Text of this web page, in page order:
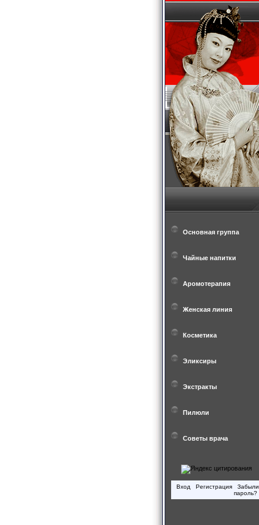
Основная группа
Чайные напитки
Аромотерапия
Женская линия
Косметика
Эликсиры
Экстракты
Пилюли
Советы врача
Вход Регистрация
Забыли
пароль?